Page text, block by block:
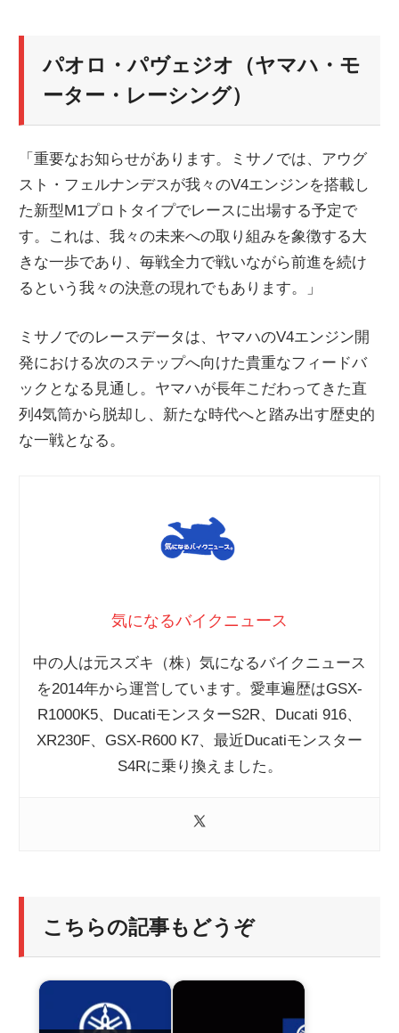
パオロ・パヴェジオ（ヤマハ・モ
ーター・レーシング）
「重要なお知らせがあります。ミサノでは、アウグ
スト・フェルナンデスが我々のV4エンジンを搭載し
た新型M1プロトタイプでレースに出場する予定で
す。これは、我々の未来への取り組みを象徴する大
きな一歩であり、毎戦全力で戦いながら前進を続け
るという我々の決意の現れでもあります。」
ミサノでのレースデータは、ヤマハのV4エンジン開
発における次のステップへ向けた貴重なフィードバ
ックとなる見通し。ヤマハが長年こだわってきた直
列4気筒から脱却し、新たな時代へと踏み出す歴史的
な一戦となる。
気になるバイクニュース
中の人は元スズキ（株）気になるバイクニュース
を2014年から運営しています。愛車遍歴はGSX-
R1000K5、DucatiモンスターS2R、Ducati 916、
XR230F、GSX-R600 K7、最近Ducatiモンスター
S4Rに乗り換えました。
こちらの記事もどうぞ